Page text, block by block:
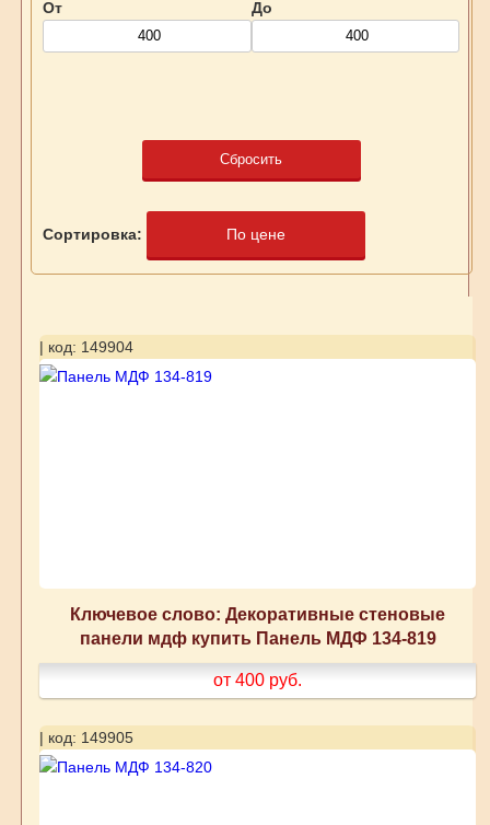
От До
Сбросить
Сортировка: По цене
| код: 149904
Ключевое слово: Декоративные стеновые
панели мдф купить Панель МДФ 134-819
от 400 руб.
| код: 149905